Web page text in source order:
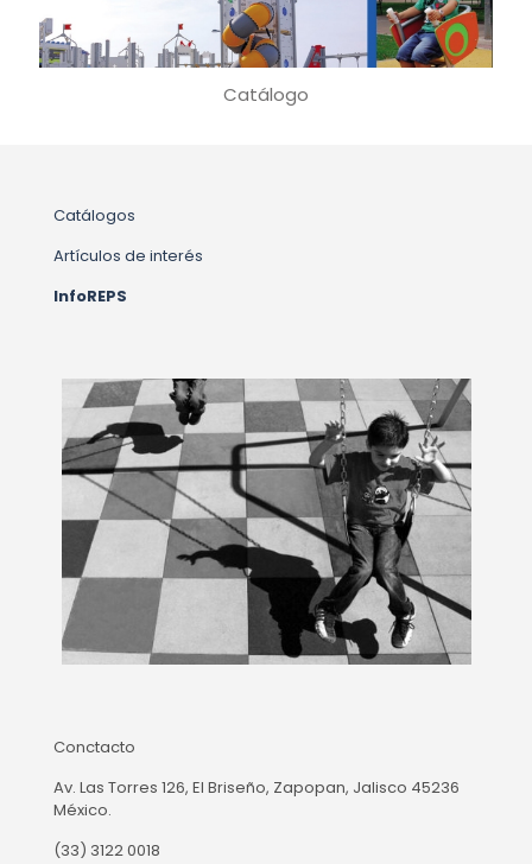
Catálogo
Catálogos
Artículos de interés
InfoREPS
Conctacto
Av. Las Torres 126, El Briseño, Zapopan, Jalisco 45236
México.
(33) 3122 0018